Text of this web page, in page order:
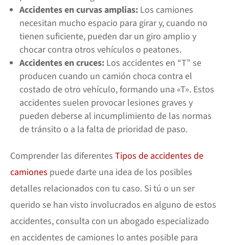
Accidentes en curvas amplias: Los camiones
necesitan mucho espacio para girar y, cuando no
tienen suficiente, pueden dar un giro amplio y
chocar contra otros vehículos o peatones.
Accidentes en cruces: Los accidentes en “T” se
producen cuando un camión choca contra el
costado de otro vehículo, formando una «T». Estos
accidentes suelen provocar lesiones graves y
pueden deberse al incumplimiento de las normas
de tránsito o a la falta de prioridad de paso.
Comprender las diferentes Tipos de accidentes de
camiones puede darte una idea de los posibles
detalles relacionados con tu caso. Si tú o un ser
querido se han visto involucrados en alguno de estos
accidentes, consulta con un abogado especializado
en accidentes de camiones lo antes posible para